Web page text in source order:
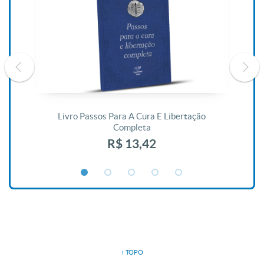
Livro Passos Para A Cura E Libertação
Completa
R$ 13,42
↑ TOPO